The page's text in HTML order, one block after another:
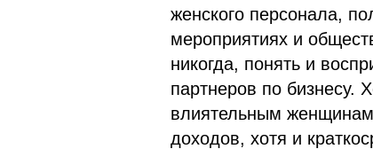
женского персонала,
мероприятиях и
никогда, понять и
партнеров по бизнесу.
влиятельным
доходов, хотя и